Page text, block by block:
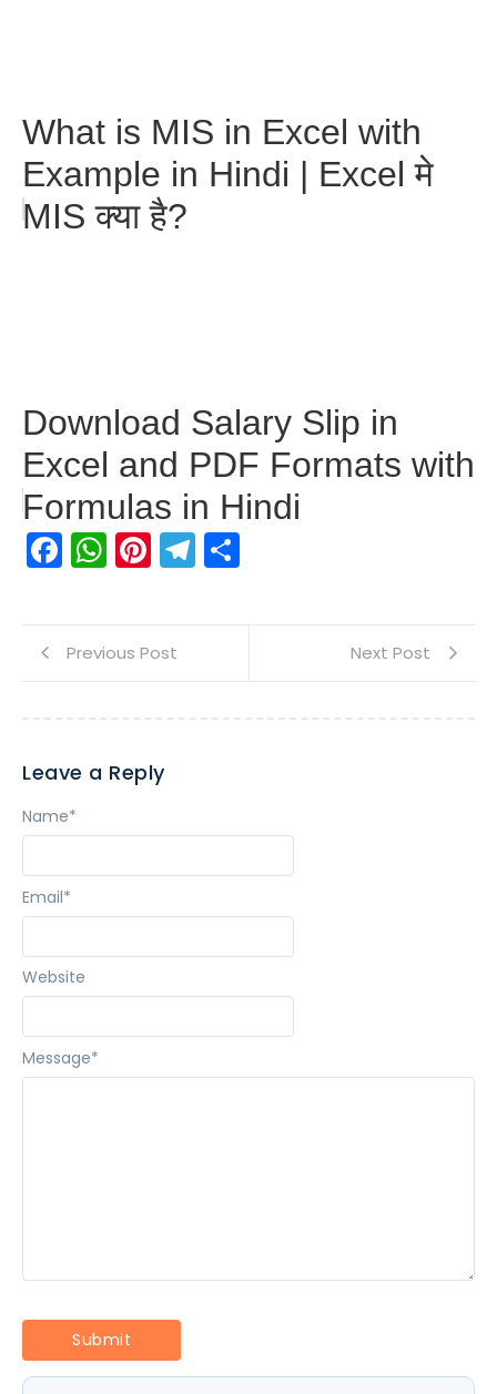
What is MIS in Excel with
Example in Hindi | Excel मे
MIS क्या है?
Download Salary Slip in
Excel and PDF Formats with
Formulas in Hindi
Facebook
WhatsApp
Pinterest
Telegram
Previous Post Next Post
Leave a Reply
Message*
Name*
Email*
Website